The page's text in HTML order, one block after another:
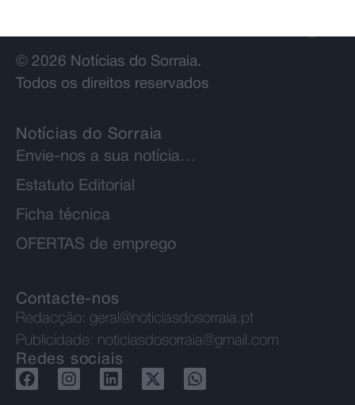
© 2026 Notícias do Sorraia.
Todos os direitos reservados
Notícias do Sorraia
Envie-nos a sua notícia…
Estatuto Editorial
Ficha técnica
OFERTAS de emprego
Contacte-nos
Redacção: geral@noticiasdosorraia.pt
Publicidade: noticiasdosorraia@gmail.com
Redes sociais